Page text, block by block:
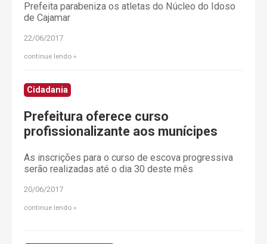
Prefeita parabeniza os atletas do Núcleo do Idoso
de Cajamar
22/06/2017
continue lendo
Cidadania
Prefeitura oferece curso
profissionalizante aos munícipes
As inscrições para o curso de escova progressiva
serão realizadas até o dia 30 deste mês
20/06/2017
continue lendo